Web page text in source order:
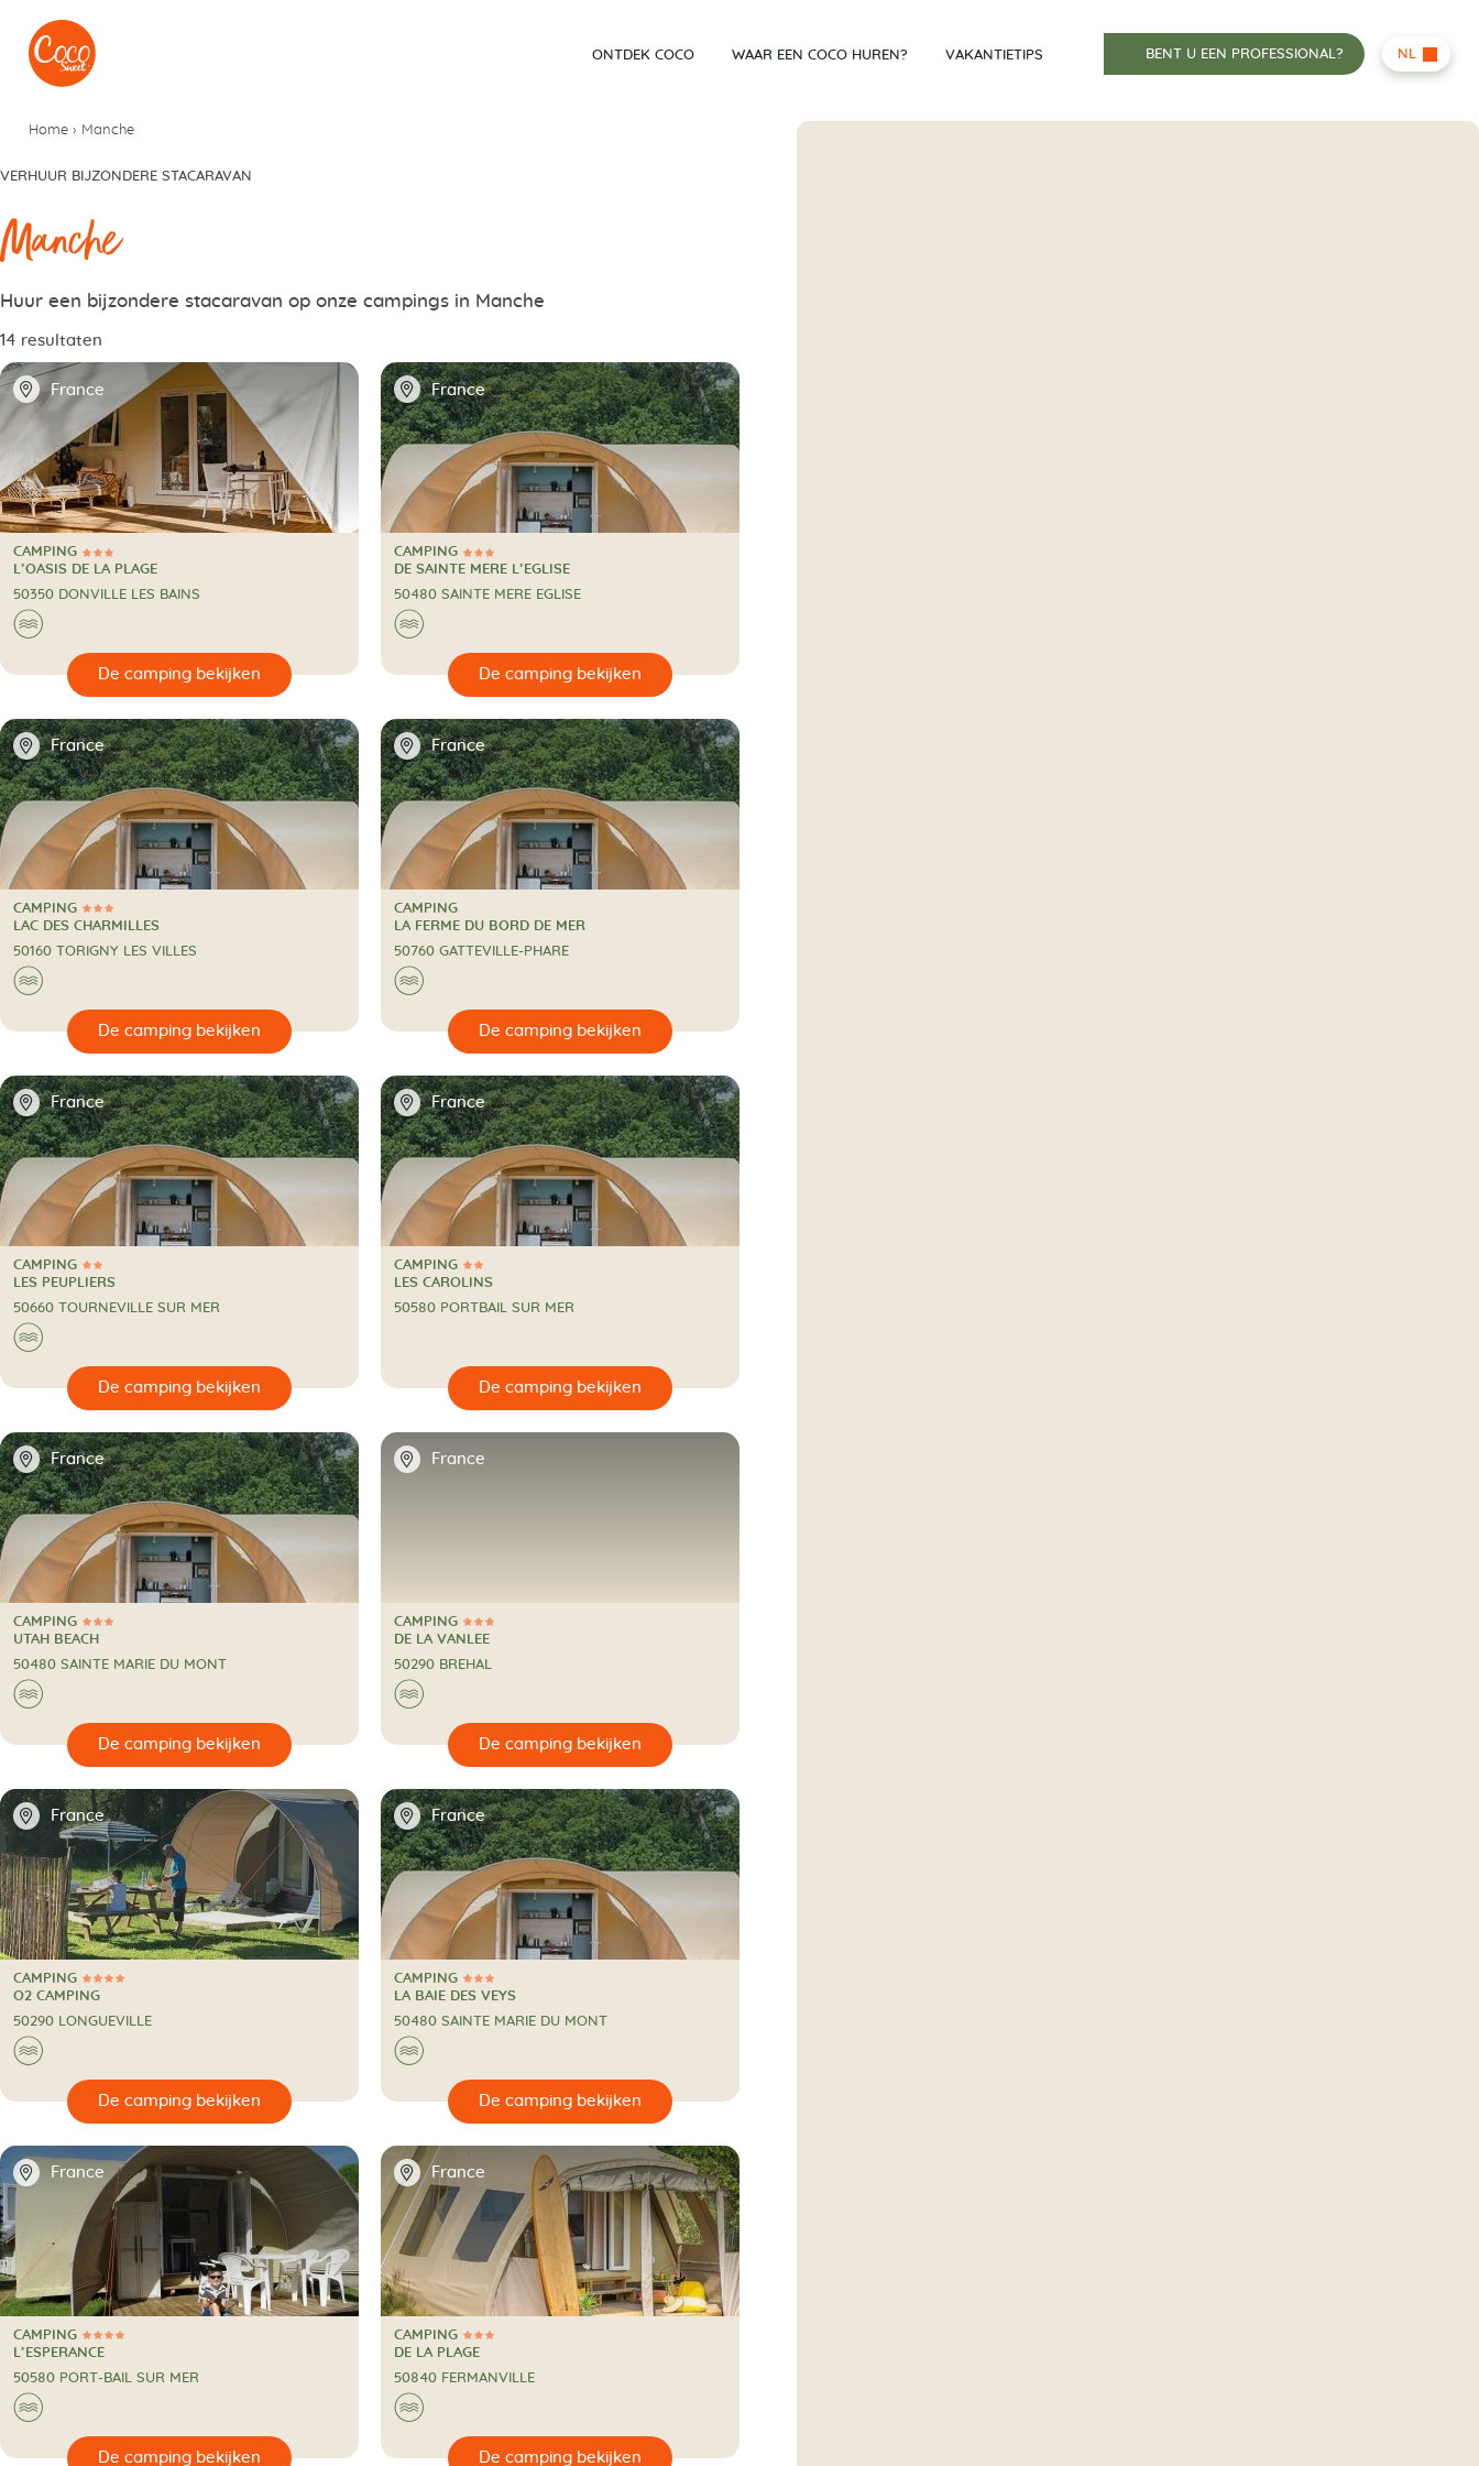
Naar het menu
Naar de inhoudsopgave
ONTDEK COCO WAAR EEN COCO HUREN? VAKANTIETIPS BENT U EEN PROFESSIONAL? NL
Home › Manche
VERHUUR BIJZONDERE STACARAVAN
Manche
Huur een bijzondere stacaravan op onze campings in Manche
14 resultaten
📍 France
3 Sterren
CAMPING
CAMPING
L’OASIS DE LA PLAGE
50350 DONVILLE LES BAINS
🌊
📍 France
3 Sterren
CAMPING
CAMPING
DE SAINTE MERE L’EGLISE
50480 SAINTE MERE EGLISE
🌊
De camping bekijken 🔍
📍 France
3 Sterren
CAMPING
CAMPING
LAC DES CHARMILLES
50160 TORIGNY LES VILLES
🌊
📍 France
CAMPING
CAMPING
LA FERME DU BORD DE MER
50760 GATTEVILLE-PHARE
🌊
De camping bekijken 🔍
📍 France
2 Sterren
CAMPING
CAMPING
LES PEUPLIERS
50660 TOURNEVILLE SUR MER
🌊
📍 France
2 Sterren
CAMPING
CAMPING
LES CAROLINS
50580 PORTBAIL SUR MER
De camping bekijken 🔍
📍 France
3 Sterren
CAMPING
CAMPING
UTAH BEACH
50480 SAINTE MARIE DU MONT
🌊
📍 France
3 Sterren
CAMPING
CAMPING
DE LA VANLEE
50290 BREHAL
🌊
De camping bekijken 🔍
📍 France
4 Sterren
CAMPING
CAMPING
O2 CAMPING
50290 LONGUEVILLE
🌊
📍 France
3 Sterren
CAMPING
CAMPING
LA BAIE DES VEYS
50480 SAINTE MARIE DU MONT
🌊
De camping bekijken 🔍
📍 France
4 Sterren
CAMPING
CAMPING
L’ESPERANCE
50580 PORT-BAIL SUR MER
🌊
📍 France
3 Sterren
CAMPING
CAMPING
DE LA PLAGE
50840 FERMANVILLE
🌊
De camping bekijken 🔍